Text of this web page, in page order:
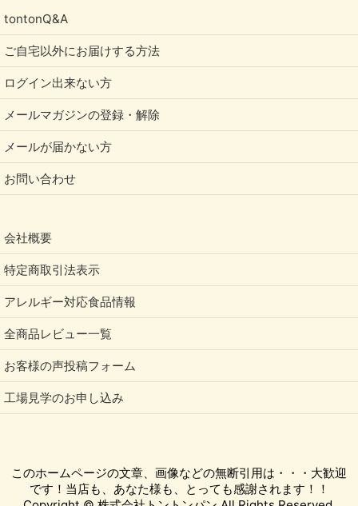
tontonQ&A
ご自宅以外にお届けする方法
ログイン出来ない方
メールマガジンの登録・解除
メールが届かない方
お問い合わせ
会社概要
特定商取引法表示
アレルギー対応食品情報
全商品レビュー一覧
お客様の声投稿フォーム
工場見学のお申し込み
このホームページの文章、画像などの無断引用は・・・大歓迎
です！当店も、あなた様も、とっても感謝されます！！